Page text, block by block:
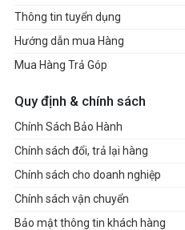
Thông tin tuyển dụng
Hướng dẫn mua Hàng
Mua Hàng Trả Góp
Quy định & chính sách
Chính Sách Bảo Hành
Chính sách đổi, trả lại hàng
Chính sách cho doanh nghiệp
Chính sách vận chuyển
Bảo mật thông tin khách hàng